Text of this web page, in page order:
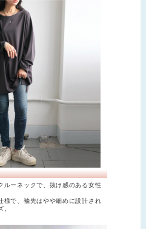
ルーネックで、抜け感のある女性
様で、袖先はやや細めに設計され
。